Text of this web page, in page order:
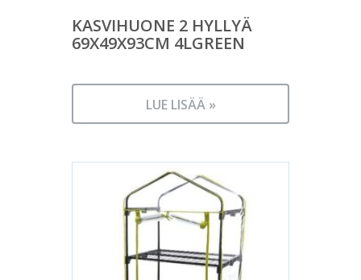
KASVIHUONE 2 HYLLYÄ
69X49X93CM 4LGREEN
LUE LISÄÄ »